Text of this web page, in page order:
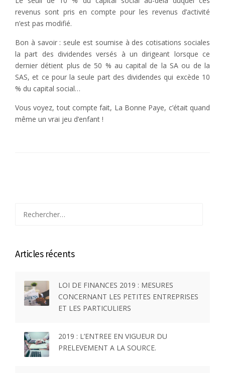
revenus sont pris en compte pour les revenus d’activité
n’est pas modifié.
Bon à savoir : seule est soumise à des cotisations sociales
la part des dividendes versés à un dirigeant lorsque ce
dernier détient plus de 50 % au capital de la SA ou de la
SAS, et ce pour la seule part des dividendes qui excède 10
% du capital social…
Vous voyez, tout compte fait, La Bonne Paye, c’était quand
même un vrai jeu d’enfant !
Articles récents
LOI DE FINANCES 2019 : MESURES
CONCERNANT LES PETITES ENTREPRISES
ET LES PARTICULIERS
2019 : L’ENTREE EN VIGUEUR DU
PRELEVEMENT A LA SOURCE.